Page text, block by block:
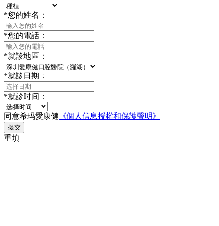
*您的姓名：
*您的電話：
*就診地區：
*就診日期：
*就診时间：
同意希玛愛康健 《個人信息授權和保護聲明》
提交
重填